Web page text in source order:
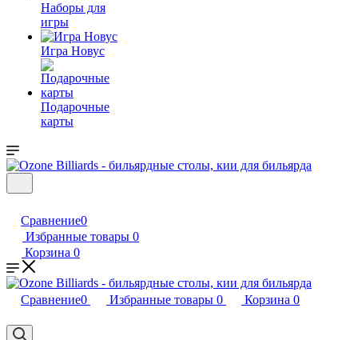
Наборы для
игры
Игра Новус
Подарочные
карты
Сравнение0
Избранные товары 0
Корзина 0
Сравнение0 Избранные товары 0 Корзина 0